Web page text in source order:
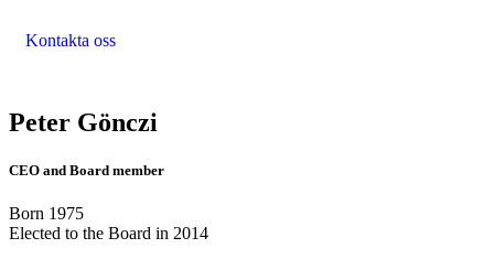
Kontakta oss
Peter Gönczi
CEO and Board member
Born 1975
Elected to the Board in 2014